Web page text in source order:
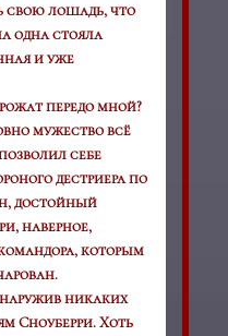
свою лошадь, что
одна стояла
и уже
передо мной?
мужество всё
себе
дестриера по
достойный
наверное,
которым
никаких
Сноуберри. Хоть